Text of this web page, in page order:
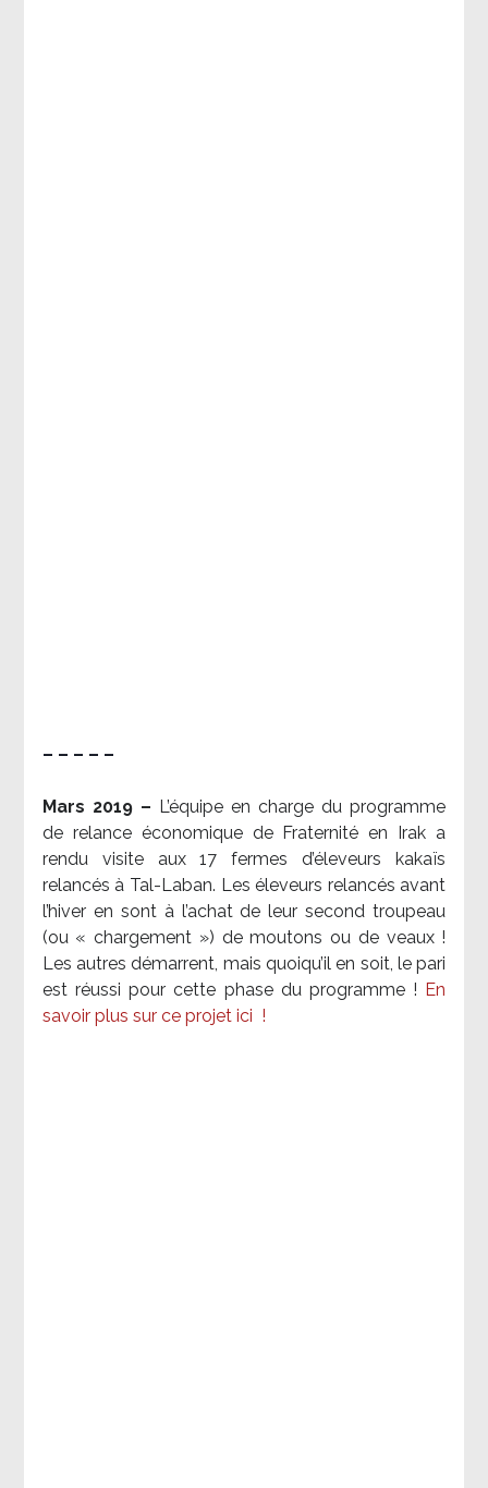
– – – – –
Mars 2019 – L’équipe en charge du programme
de relance économique de Fraternité en Irak a
rendu visite aux 17 fermes d’éleveurs kakaïs
relancés à Tal-Laban. Les éleveurs relancés avant
l’hiver en sont à l’achat de leur second troupeau
(ou « chargement ») de moutons ou de veaux !
Les autres démarrent, mais quoiqu’il en soit, le pari
est réussi pour cette phase du programme ! En
savoir plus sur ce projet ici !